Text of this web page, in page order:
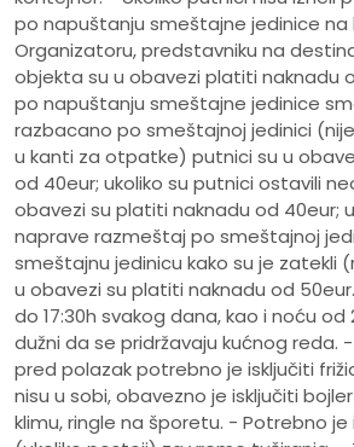
po napuštanju smeštajne jedinice na
Organizatoru, predstavniku na
objekta su u obavezi platiti naknadu
po napuštanju smeštajne jedinice
razbacano po smeštajnoj jedinici
u kanti za otpatke) putnici su u
od 40eur; ukoliko su putnici ostavili
obavezi su platiti naknadu od 40eur;
naprave razmeštaj po smeštajnoj
smeštajnu jedinicu kako su je zatekli
u obavezi su platiti naknadu od
do 17:30h svakog dana, kao i noću od
dužni da se pridržavaju kućnog reda.
pred polazak potrebno je isključiti
nisu u sobi, obavezno je isključiti
klimu, ringle na šporetu. - Potrebno je